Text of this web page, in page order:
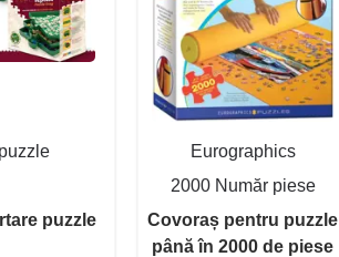
puzzle
Eurographics
2000 Număr piese
Covoraș pentru puzzle
până în 2000 de piese